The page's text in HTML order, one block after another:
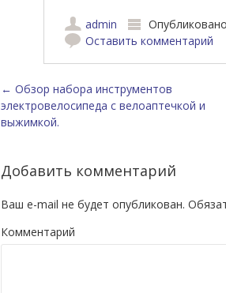
admin
Оставить комментарий
Навигация по записям
← Обзор набора инструментов
электровелосипеда с велоаптечкой и
выжимкой.
Добавить комментарий
Ваш e-mail не будет опубликован.
Комментарий